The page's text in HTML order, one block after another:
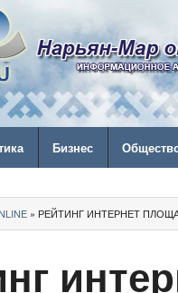
Бизнес
» РЕЙТИНГ ИНТЕРНЕТ